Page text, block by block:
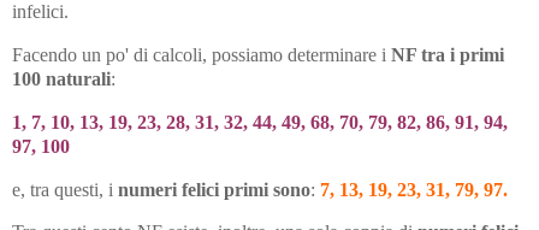
infelici.
Facendo un po' di calcoli, possiamo determinare i NF tra i primi
100 naturali:
1, 7, 10, 13, 19, 23, 28, 31, 32, 44, 49, 68, 70, 79, 82, 86, 91, 94,
97, 100
e, tra questi, i numeri felici primi sono: 7, 13, 19, 23, 31, 79, 97.